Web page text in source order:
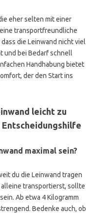
eher selten mit einer
transportfreundliche
die Leinwand nicht viel
und bei Bedarf schnell
Handhabung bietet
der den Start ins
leicht zu
maximal sein?
du die Leinwand tragen
transportierst, sollte
Ab etwa 4 Kilogramm
Bedenke auch, ob